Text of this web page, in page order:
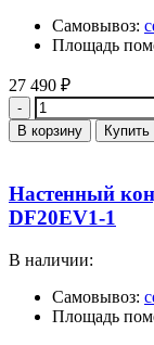
Самовывоз:
Площадь
27 490 ₽
Количество
В корзину
Настенный
DF20EV1-1
В наличии:
Самовывоз:
Площадь